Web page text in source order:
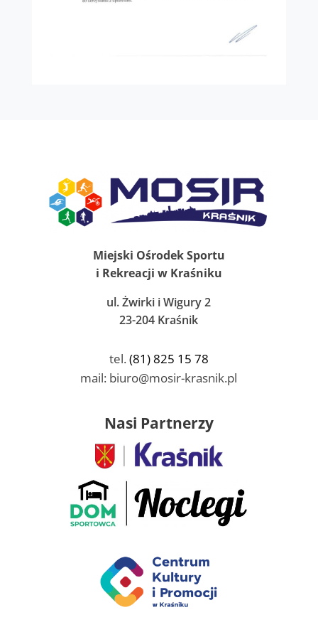
Miejski Ośrodek Sportu
i Rekreacji w Kraśniku
ul. Żwirki i Wigury 2
23-204 Kraśnik
tel.(81) 825 15 78
mail: biuro@mosir-krasnik.pl
Nasi Partnerzy